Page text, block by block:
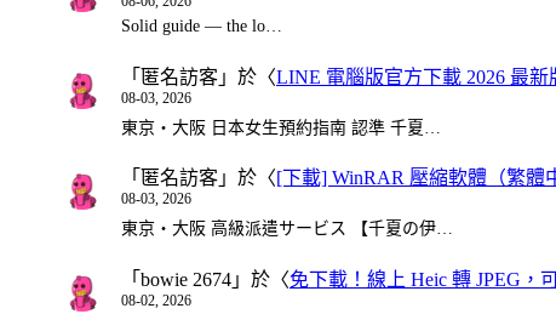
Solid guide — the lo…
「 匿名訪客 」於〈LINE 電腦版官方下載 2026 最新
08-03, 2026
東京・大阪 日本女生預約指南 認準 千夏…
「 匿名訪客 」於〈[下載] WinRAR 壓縮軟體（繁體
08-03, 2026
東京・大阪 高級派遣サービス 【千夏の伊…
「 bowie 2674 」於〈免下載！線上 Heic 轉 JPEG，
08-02, 2026